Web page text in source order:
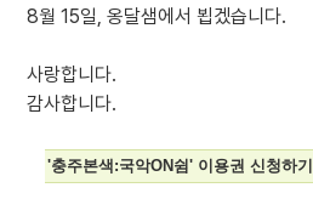
8월 15일, 옹달샘에서 뵙겠습니다.
사랑합니다.
감사합니다.
'충주본색:국악ON쉼' 이용권 신청하기